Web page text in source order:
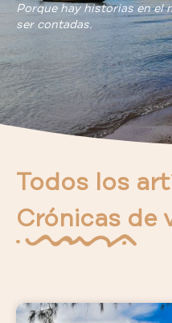
Porque hay historias en el
ser contadas.
Todos los
Crónicas de